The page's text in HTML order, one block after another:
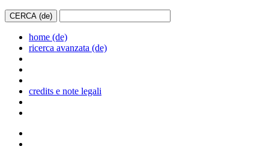
home (de)
ricerca avanzata (de)
credits e note legali